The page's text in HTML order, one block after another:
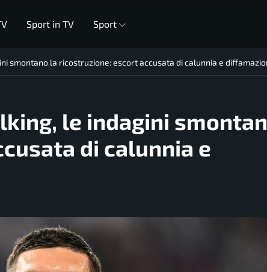
Sport in TV Sport
smontano la ricostruzione: escort accusata di calunnia e
le indagini
di calunnia e